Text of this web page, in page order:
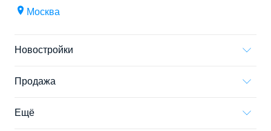
Москва
Новостройки
Продажа
Ещё